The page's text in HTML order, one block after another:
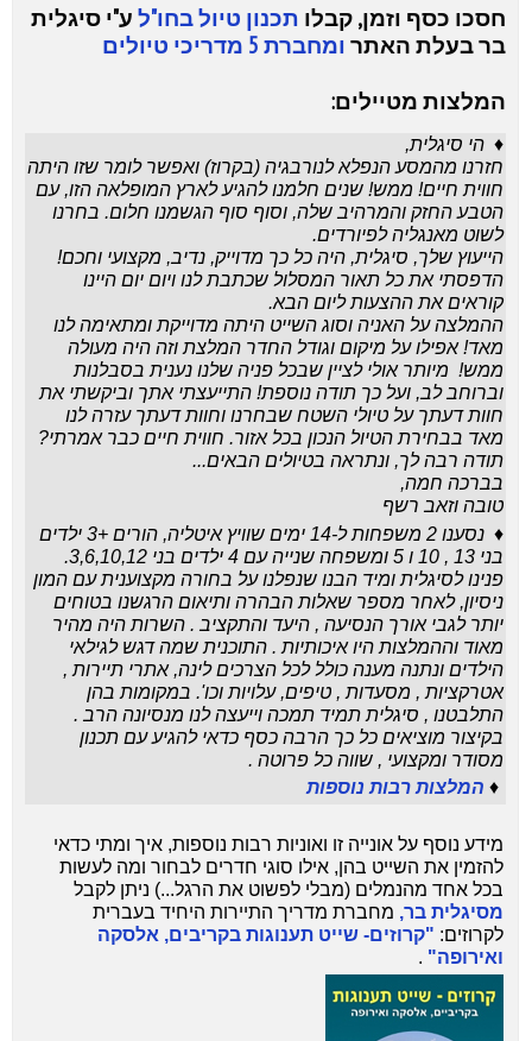
חסכו כסף וזמן, קבלו תכנון טיול בחו"ל ע"י סיגלית
בר בעלת האתר ומחברת 5 מדריכי טיולים
המלצות מטיילים:
♦ הי סיגלית,
חזרנו מהמסע הנפלא לנורבגיה(בקרוז)ואפשר לומר שזו היתה
חווית חיים! ממש! שנים חלמנו להגיע לארץ המופלאה הזו, עם
הטבע החזק והמרהיב שלה, וסוף סוף הגשמנו חלום. בחרנו
לשוט מאנגליה לפיורדים.
הייעוץ שלך, סיגלית, היה כל כך מדוייק, נדיב, מקצועי וחכם!
הדפסתי את כל תאור המסלול שכתבת לנו ויום יום היינו
קוראים את ההצעות ליום הבא.
ההמלצה על האניה וסוג השייט היתה מדוייקת ומתאימה לנו
מאד! אפילו על מיקום וגודל החדר המלצת וזה היה מעולה
ממש! מיותר אולי לציין שבכל פניה שלנו נענית בסבלנות
וברוחב לב, ועל כך תודה נוספת! התייעצתי אתך וביקשתי את
חוות דעתך על טיולי השטח שבחרנו וחוות דעתך עזרה לנו
מאד בבחירת הטיול הנכון בכל אזור. חווית חיים כבר אמרתי?
תודה רבה לך, ונתראה בטיולים הבאים...
בברכה חמה,
טובה וזאב רשף
♦ נסענו 2 משפחות ל-14 ימים שוויץ איטליה, הורים +3 ילדים
בני 13 , 10 ו 5 ומשפחה שנייה עם 4 ילדים בני 3,6,10,12.
פנינו לסיגלית ומיד הבנו שנפלנו על בחורה מקצוענית עם המון
ניסיון, לאחר מספר שאלות הבהרה ותיאום הרגשנו בטוחים
יותר לגבי אורך הנסיעה , היעד והתקציב . השרות היה מהיר
מאוד וההמלצות היו איכותיות . התוכנית שמה דגש לגילאי
הילדים ונתנה מענה כולל לכל הצרכים לינה, אתרי תיירות ,
אטרקציות , מסעדות , טיפים, עלויות וכו'. במקומות בהן
התלבטנו , סיגלית תמיד תמכה וייעצה לנו מנסיונה הרב .
בקיצור מוציאים כל כך הרבה כסף כדאי להגיע עם תכנון
מסודר ומקצועי , שווה כל פרוטה .
♦ המלצות רבות נוספות
מידע נוסף על אונייה זו ואוניות רבות נוספות, איך ומתי כדאי
להזמין את השייט בהן, אילו סוגי חדרים לבחור ומה לעשות
בכל אחד מהנמלים (מבלי לפשוט את הרגל...) ניתן לקבל
מסיגלית בר, מחברת מדריך התיירות היחיד בעברית
לקרוזים: "קרוזים- שייט תענוגות בקריבים, אלסקה
ואירופה" .